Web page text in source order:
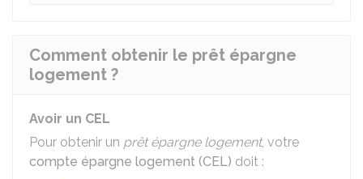
Comment obtenir le prêt épargne
logement ?
Avoir un CEL
Pour obtenir un prêt épargne logement, votre
compte épargne logement (CEL) doit :